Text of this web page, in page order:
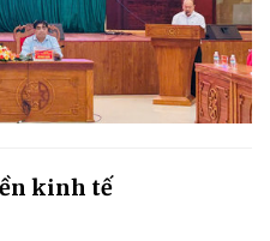
kinh tế